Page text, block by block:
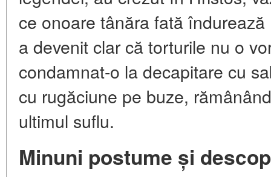
ce onoare tânăra fată
a devenit clar că torturile nu o
condamnat-o la decapitare cu
cu rugăciune pe buze,
ultimul suflu.
Minuni postume și